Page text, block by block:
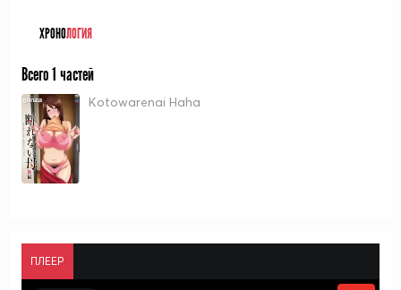
ХРОНОЛОГИЯ
Всего 1 частей
Kotowarenai Haha
ПЛЕЕР